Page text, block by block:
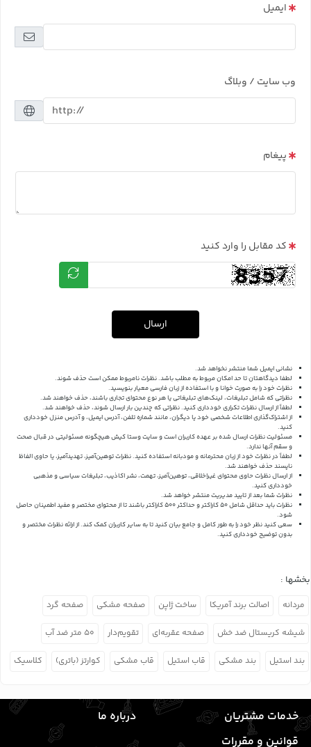
ایمیل
وب سایت / وبلاگ
پیغام
کد مقابل را وارد کنید
ارسال
نشانی ایمیل شما منتشر نخواهد شد.
لطفا دیدگاهتان تا حد امکان مربوط به مطلب باشد. نظرات نامربوط ممکن است حذف شوند.
نظرات خود را به صورت خوانا و با استفاده از زبان فارسی معیار بنویسید.
نظراتی که شامل تبلیغات، لینک‌های تبلیغاتی یا هر نوع محتوای تجاری باشند، حذف خواهند شد.
لطفاً از ارسال نظرات تکراری خودداری کنید. نظراتی که چندین بار ارسال شوند، حذف خواهند شد.
از اشتراک‌گذاری اطلاعات شخصی خود یا دیگران، مانند شماره تلفن، آدرس ایمیل، و آدرس منزل خودداری
کنید.
مسئولیت نظرات ارسال شده بر عهده کاربران است و سایت وستا کیش هیچگونه مسئولیتی در قبال صحت
و سقم آنها ندارد.
لطفاً در نظرات خود از زبان محترمانه و مودبانه استفاده کنید. نظرات توهین‌آمیز، تهدیدآمیز، یا حاوی الفاظ
ناپسند حذف خواهند شد.
از ارسال نظرات حاوی محتوای غیراخلاقی، توهین‌آمیز، تهمت، نشر اکاذیب، تبلیغات سیاسی و مذهبی
خودداری کنید.
نظرات شما بعد از تایید مدیریت منتشر خواهد شد.
نظرات باید حداقل شامل 50 کاراکتر و حداکثر 500 کاراکتر باشند تا از محتوای مختصر و مفید اطمینان حاصل
شود.
سعی کنید نظر خود را به طور کامل و جامع بیان کنید تا به سایر کاربران کمک کند.از ارائه نظرات مختصر و
بدون توضیح خودداری کنید.
بخشها :
مردانه اصالت برند آمریکا ساخت ژاپن صفحه مشکی صفحه گرد
شیشه کریستال ضد خش صفحه عقربه‌ای تقویم‌دار ۵۰ متر ضد آب
بند استیل بند مشکی قاب استیل قاب مشکی کوارتز (باتری) کلاسیک
خدمات مشتریان
درباره ما
قوانین و مقررات